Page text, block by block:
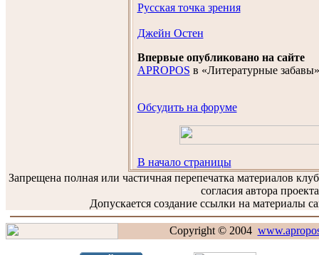
Русская точка зрения
Джейн Остен
Впервые опубликовано на сайте
APROPOS в «Литературные
Обсудить на форуме
В начало страницы
Запрещена полная или частичная перепечатка материалов
согласия автора
Допускается создание ссылки на материалы
Copyright © 2004